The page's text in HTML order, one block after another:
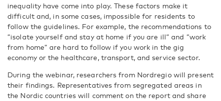
inequality have come into play. These factors make it
difficult and, in some cases, impossible for residents to
follow the guidelines. For example, the recommendations to
”isolate yourself and stay at home if you are ill” and ”work
from home” are hard to follow if you work in the gig
economy or the healthcare, transport, and service sector.
During the webinar, researchers from Nordregio will present
their findings. Representatives from segregated areas in
the Nordic countries will comment on the report and share